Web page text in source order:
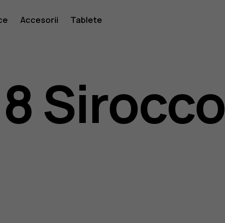
Accesorii Tablete
Sirocco